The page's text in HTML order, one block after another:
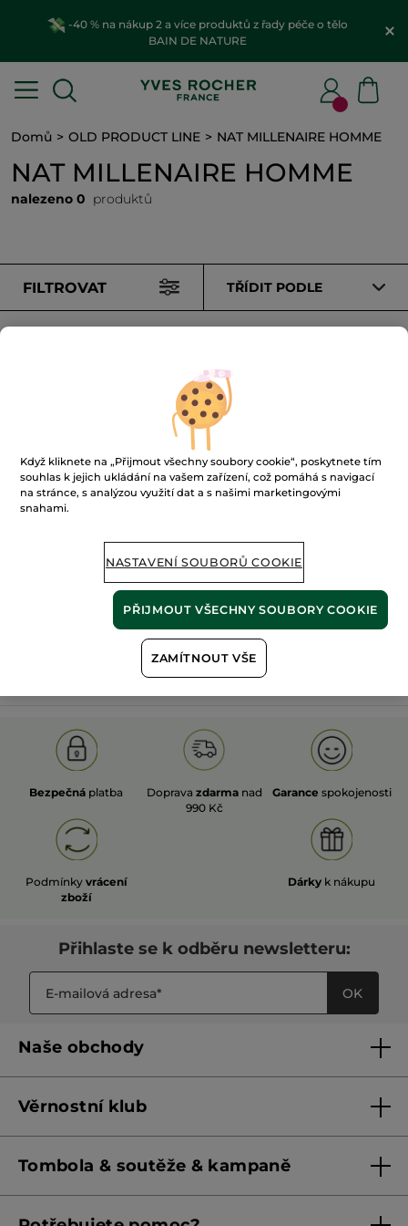
-40 % na nákup 2 a více produktů z řady péče o tělo
BAIN DE NATURE
Domů OLD PRODUCT LINE NAT MILLENAIRE HOMME
NAT MILLENAIRE HOMME
nalezeno 0 produktů
FILTROVAT TŘÍDIT PODLE
Zobrazit více
OLD PRODUCT LINE LES DEODORANTS NAT.
Bezpečná platba Doprava zdarma nad
990 Kč
Garance spokojenosti
Podmínky vrácení
zboží
Dárky k nákupu
Přihlaste se k odběru newsletteru:
OK
Naše obchody
Franšízing
Věrnostní klub
Pravidla věrnostního klubu od 1. 6. 2026
Tombola & soutěže & kampaně
Když kliknete na „Přijmout všechny soubory cookie“, poskytnete tím
souhlas k jejich ukládání na vašem zařízení, což pomáhá s navigací
na stránce, s analýzou využití dat a s našimi marketingovými
snahami.
NASTAVENÍ SOUBORŮ COOKIE
ZAMÍTNOUT VŠE
PŘIJMOUT VŠECHNY SOUBORY COOKIE